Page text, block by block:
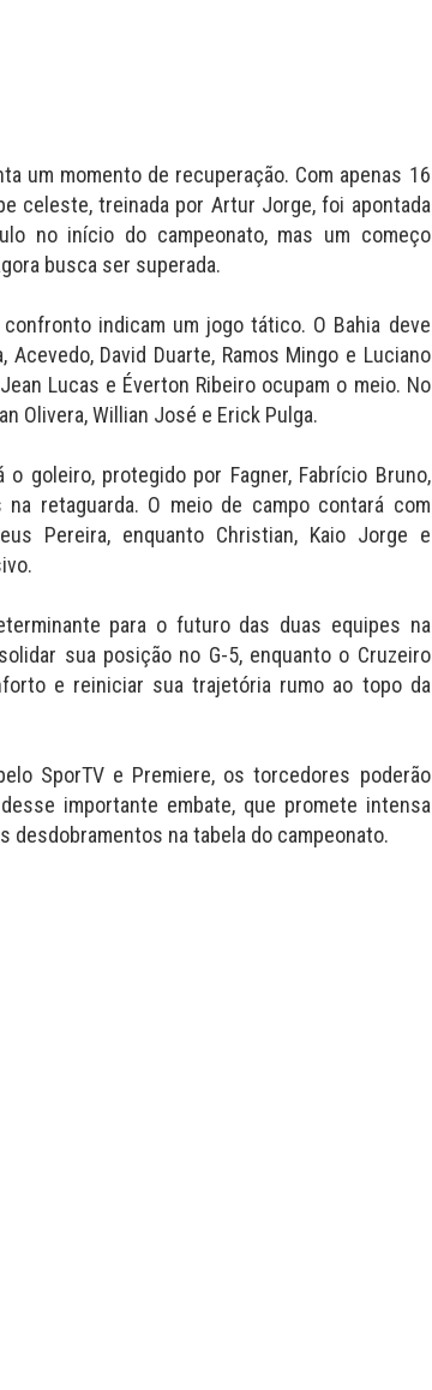
um momento de recuperação. Com apenas 16
celeste, treinada por Artur Jorge, foi apontada
no início do campeonato, mas um começo
busca ser superada.
indicam um jogo tático. O Bahia deve
David Duarte, Ramos Mingo e Luciano
Lucas e Éverton Ribeiro ocupam o meio. No
Olivera, Willian José e Erick Pulga.
o goleiro, protegido por Fagner, Fabrício Bruno,
retaguarda. O meio de campo contará com
Pereira, enquanto Christian, Kaio Jorge e
para o futuro das duas equipes na
sua posição no G-5, enquanto o Cruzeiro
e reiniciar sua trajetória rumo ao topo da
SporTV e Premiere, os torcedores poderão
importante embate, que promete intensa
desdobramentos na tabela do campeonato.